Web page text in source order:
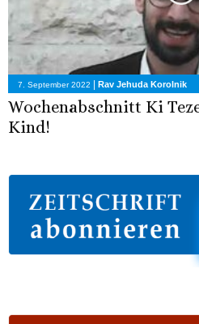
7. September 2022 Rav Jehuda Korolnik
Wochenabschnitt Ki
Kind!